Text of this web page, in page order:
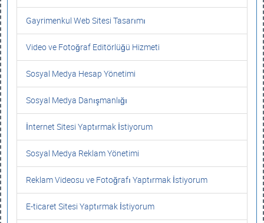
Gayrimenkul Web Sitesi Tasarımı
Video ve Fotoğraf Editörlüğü Hizmeti
Sosyal Medya Hesap Yönetimi
Sosyal Medya Danışmanlığı
İnternet Sitesi Yaptırmak İstiyorum
Sosyal Medya Reklam Yönetimi
Reklam Videosu ve Fotoğrafı Yaptırmak İstiyorum
E-ticaret Sitesi Yaptırmak İstiyorum